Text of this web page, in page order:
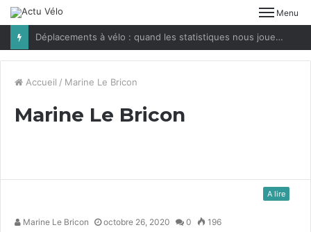
Menu
Déplacements à vélo : quand les statistiques nous jouent des tours
Accueil / Marine Le Bricon
Marine Le Bricon
A lire
Marine Le Bricon octobre 26, 2020 0 196